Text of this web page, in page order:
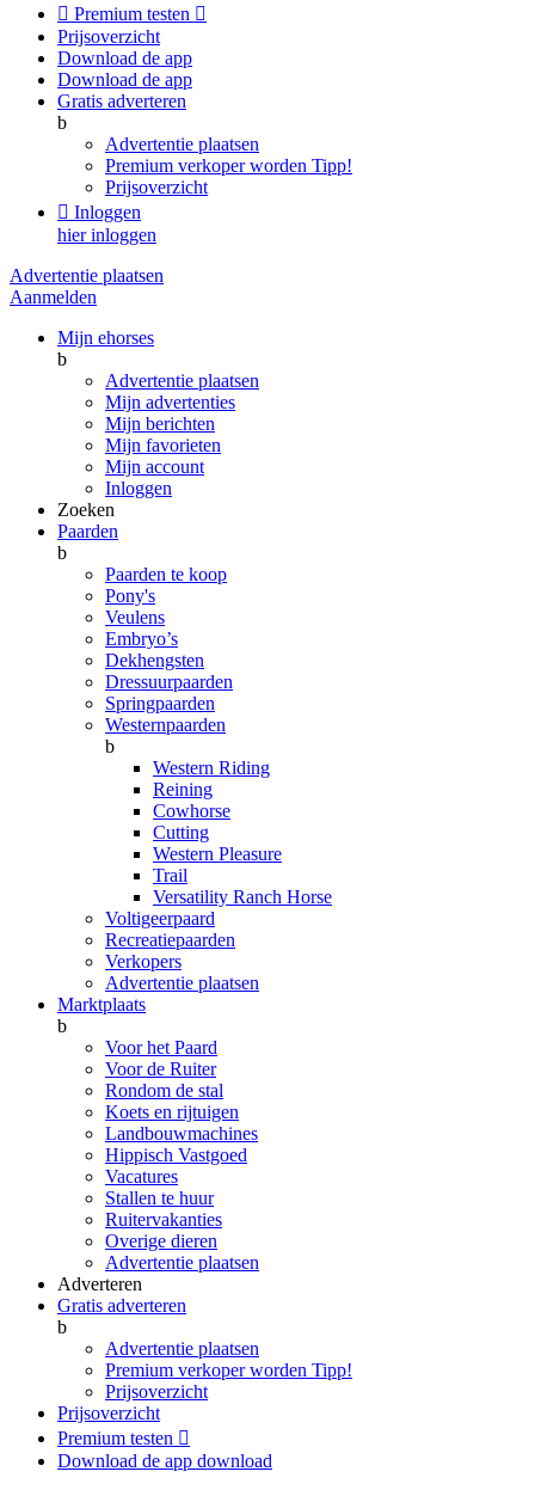
 Premium testen 
Prijsoverzicht
Download de app
Download de app
Gratis adverteren
b
Advertentie plaatsen
Premium verkoper worden Tipp!
Prijsoverzicht
 Inloggen
hier inloggen
Advertentie plaatsen
Aanmelden
Mijn ehorses
b
Advertentie plaatsen
Mijn advertenties
Mijn berichten
Mijn favorieten
Mijn account
Inloggen
Zoeken
Paarden
b
Paarden te koop
Pony's
Veulens
Embryo’s
Dekhengsten
Dressuurpaarden
Springpaarden
Westernpaarden
b
Western Riding
Reining
Cowhorse
Cutting
Western Pleasure
Trail
Versatility Ranch Horse
Voltigeerpaard
Recreatiepaarden
Verkopers
Advertentie plaatsen
Marktplaats
b
Voor het Paard
Voor de Ruiter
Rondom de stal
Koets en rijtuigen
Landbouwmachines
Hippisch Vastgoed
Vacatures
Stallen te huur
Ruitervakanties
Overige dieren
Advertentie plaatsen
Adverteren
Gratis adverteren
b
Advertentie plaatsen
Premium verkoper worden Tipp!
Prijsoverzicht
Prijsoverzicht
Premium testen 
Download de app download